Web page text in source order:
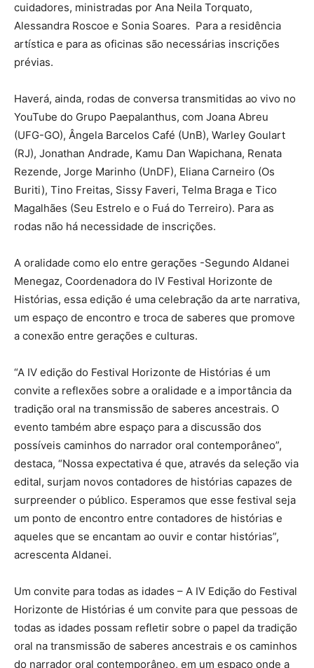
cuidadores, ministradas por Ana Neila Torquato,
Alessandra Roscoe e Sonia Soares. Para a residência
artística e para as oficinas são necessárias inscrições
prévias.
Haverá, ainda, rodas de conversa transmitidas ao vivo no
YouTube do Grupo Paepalanthus, com Joana Abreu
(UFG-GO), Ângela Barcelos Café (UnB), Warley Goulart
(RJ), Jonathan Andrade, Kamu Dan Wapichana, Renata
Rezende, Jorge Marinho (UnDF), Eliana Carneiro (Os
Buriti), Tino Freitas, Sissy Faveri, Telma Braga e Tico
Magalhães (Seu Estrelo e o Fuá do Terreiro). Para as
rodas não há necessidade de inscrições.
A oralidade como elo entre gerações -Segundo Aldanei
Menegaz, Coordenadora do IV Festival Horizonte de
Histórias, essa edição é uma celebração da arte narrativa,
um espaço de encontro e troca de saberes que promove
a conexão entre gerações e culturas.
“A IV edição do Festival Horizonte de Histórias é um
convite a reflexões sobre a oralidade e a importância da
tradição oral na transmissão de saberes ancestrais. O
evento também abre espaço para a discussão dos
possíveis caminhos do narrador oral contemporâneo”,
destaca, “Nossa expectativa é que, através da seleção via
edital, surjam novos contadores de histórias capazes de
surpreender o público. Esperamos que esse festival seja
um ponto de encontro entre contadores de histórias e
aqueles que se encantam ao ouvir e contar histórias”,
acrescenta Aldanei.
Um convite para todas as idades – A IV Edição do Festival
Horizonte de Histórias é um convite para que pessoas de
todas as idades possam refletir sobre o papel da tradição
oral na transmissão de saberes ancestrais e os caminhos
do narrador oral contemporâneo, em um espaço onde a